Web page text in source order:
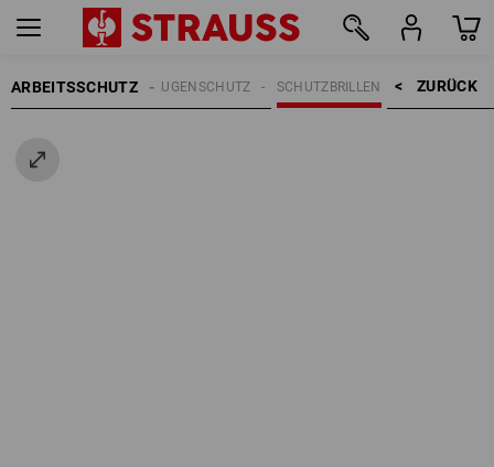
ARBEITSSCHUTZ ZURÜCK    >
SCHUTZBRILLEN
AUGENSCHUTZ